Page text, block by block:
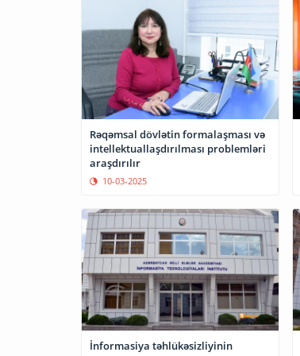
Rəqəmsal dövlətin formalaşması və
intellektuallaşdırılması problemləri
araşdırılır
10-03-2025
İnformasiya təhlükəsizliyinin